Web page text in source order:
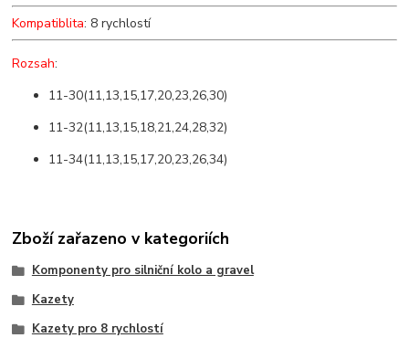
Kompatiblita: 8 rychlostí
Rozsah:
11-30(11,13,15,17,20,23,26,30)
11-32(11,13,15,18,21,24,28,32)
11-34(11,13,15,17,20,23,26,34)
Zboží zařazeno v kategoriích
Komponenty pro silniční kolo a gravel
Kazety
Kazety pro 8 rychlostí